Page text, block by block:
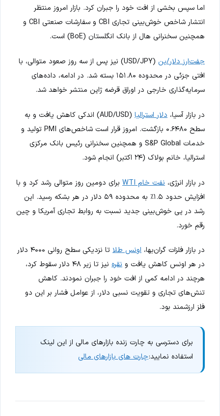
اما سپس بخشی از افت خود را جبران کرد. بازار امروز منتظر
انتشار شاخص خوش‌بینی تجاری CBI و سفارشات صنعتی CBI و
همچنین سخنرانی هال از بانک انگلستان (BoE) است.
جفت‌ارز دلار/ین
(USD/JPY) نیز پس از سه روز صعود متوالی، با
افتی جزئی در محدوده ۱۵۱.۸۰ بسته شد. در ادامه، داده‌های
سرمایه‌گذاری خارجی در اوراق قرضه ژاپن منتشر خواهد شد.
در بازار آسیا، دلار استرالیا
(AUD/USD) اندکی کاهش یافت و به
سطح ۰.۶۴۸۰ بازگشت. امروز قرار است شاخص‌های PMI تولید و
خدمات S&P Global و همچنین سخنرانی رئیس بانک مرکزی
استرالیا، خانم بولاک (۲۴ اکتبر) انجام شود.
در بازار انرژی، نفت خام WTI
برای دومین روز متوالی رشد کرد و با
افزایش حدود ۱.۵٪ به محدوده ۵۹ دلار در هر بشکه رسید. این
رشد در پی خوش‌بینی جدید نسبت به روابط تجاری آمریکا و چین
رقم خورد.
در بازار فلزات گران‌بها، اونس طلا
تا نزدیکی سطح روانی ۴۰۰۰ دلار
در هر اونس کاهش یافت و نقره
نیز تا زیر ۴۸ دلار سقوط کرد،
هرچند در ادامه کمی از افت خود را جبران نمودند. کاهش
تنش‌های تجاری و تقویت نسبی دلار، از عوامل فشار بر این دو
فلز ارزشمند بود.
برای دسترسی به چارت زنده بازارهای مالی از این لینک
استفاده نمایید:چارت های بازارهای مالی